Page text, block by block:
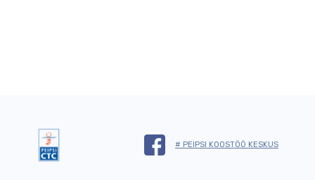
# PEIPSI KOOSTÖÖ KESKUS